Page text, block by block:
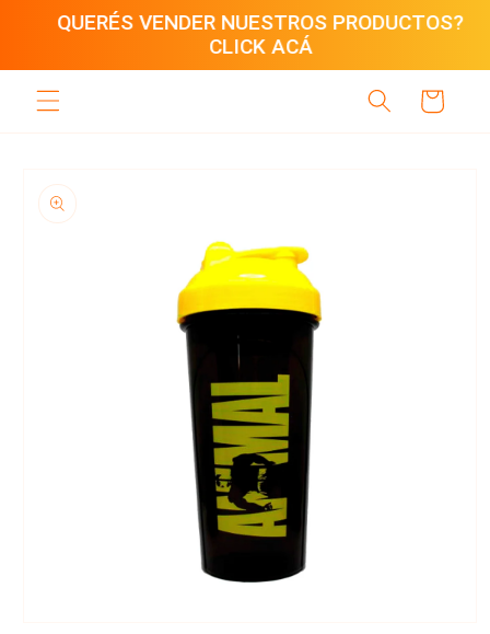
QUERÉS VENDER NUESTROS PRODUCTOS?
CLICK ACÁ
directamente
Carrito
a la
información
del producto